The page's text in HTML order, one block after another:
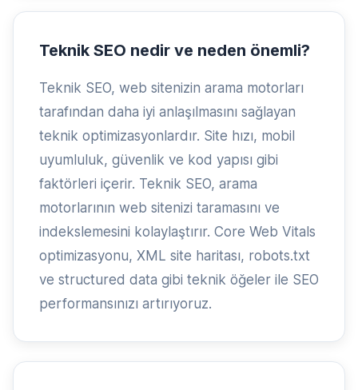
Teknik SEO nedir ve neden önemli?
Teknik SEO, web sitenizin arama motorları
tarafından daha iyi anlaşılmasını sağlayan
teknik optimizasyonlardır. Site hızı, mobil
uyumluluk, güvenlik ve kod yapısı gibi
faktörleri içerir. Teknik SEO, arama
motorlarının web sitenizi taramasını ve
indekslemesini kolaylaştırır. Core Web Vitals
optimizasyonu, XML site haritası, robots.txt
ve structured data gibi teknik öğeler ile SEO
performansınızı artırıyoruz.